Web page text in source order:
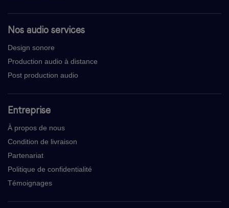
Nos audio services
Design sonore
Production audio à distance
Post production audio
Entreprise
À propos de nous
Condition de livraison
Partenariat
Politique de confidentialité
Témoignages